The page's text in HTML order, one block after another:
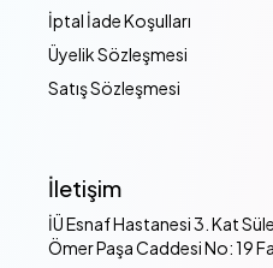
İptal İade Koşulları
Üyelik Sözleşmesi
Satış Sözleşmesi
İletişim
İÜ Esnaf Hastanesi 3. Kat
Ömer Paşa Caddesi No: 19